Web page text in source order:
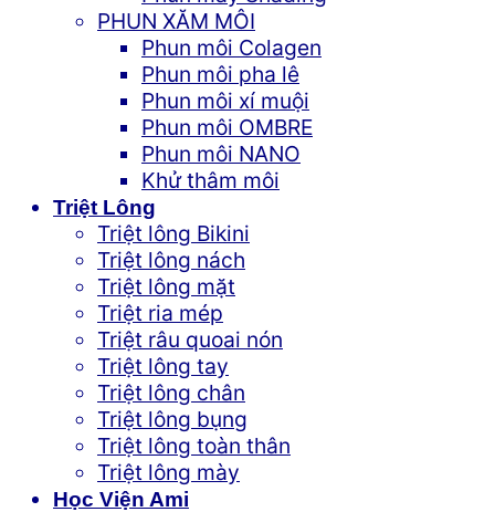
PHUN XĂM MÔI
Phun môi Colagen
Phun môi pha lê
Phun môi xí muội
Phun môi OMBRE
Phun môi NANO
Khử thâm môi
Triệt Lông
Triệt lông Bikini
Triệt lông nách
Triệt lông mặt
Triệt ria mép
Triệt râu quoai nón
Triệt lông tay
Triệt lông chân
Triệt lông bụng
Triệt lông toàn thân
Triệt lông mày
Học Viện Ami